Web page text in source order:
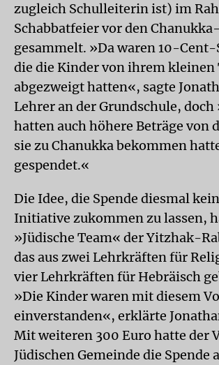
zugleich Schulleiterin ist) im
Schabbatfeier vor den
gesammelt. »Da waren 10-Cent-
die die Kinder von ihrem kleinen
abgezweigt hatten«, sagte
Lehrer an der Grundschule, doch
hatten auch höhere Beträge von
sie zu Chanukka bekommen
gespendet.«
Die Idee, die Spende diesmal
Initiative zukommen zu lassen,
»Jüdische Team« der Yitzhak-
das aus zwei Lehrkräften für
vier Lehrkräften für Hebräisch
»Die Kinder waren mit diesem
einverstanden«, erklärte
Mit weiteren 300 Euro hatte der
Jüdischen Gemeinde die Spende